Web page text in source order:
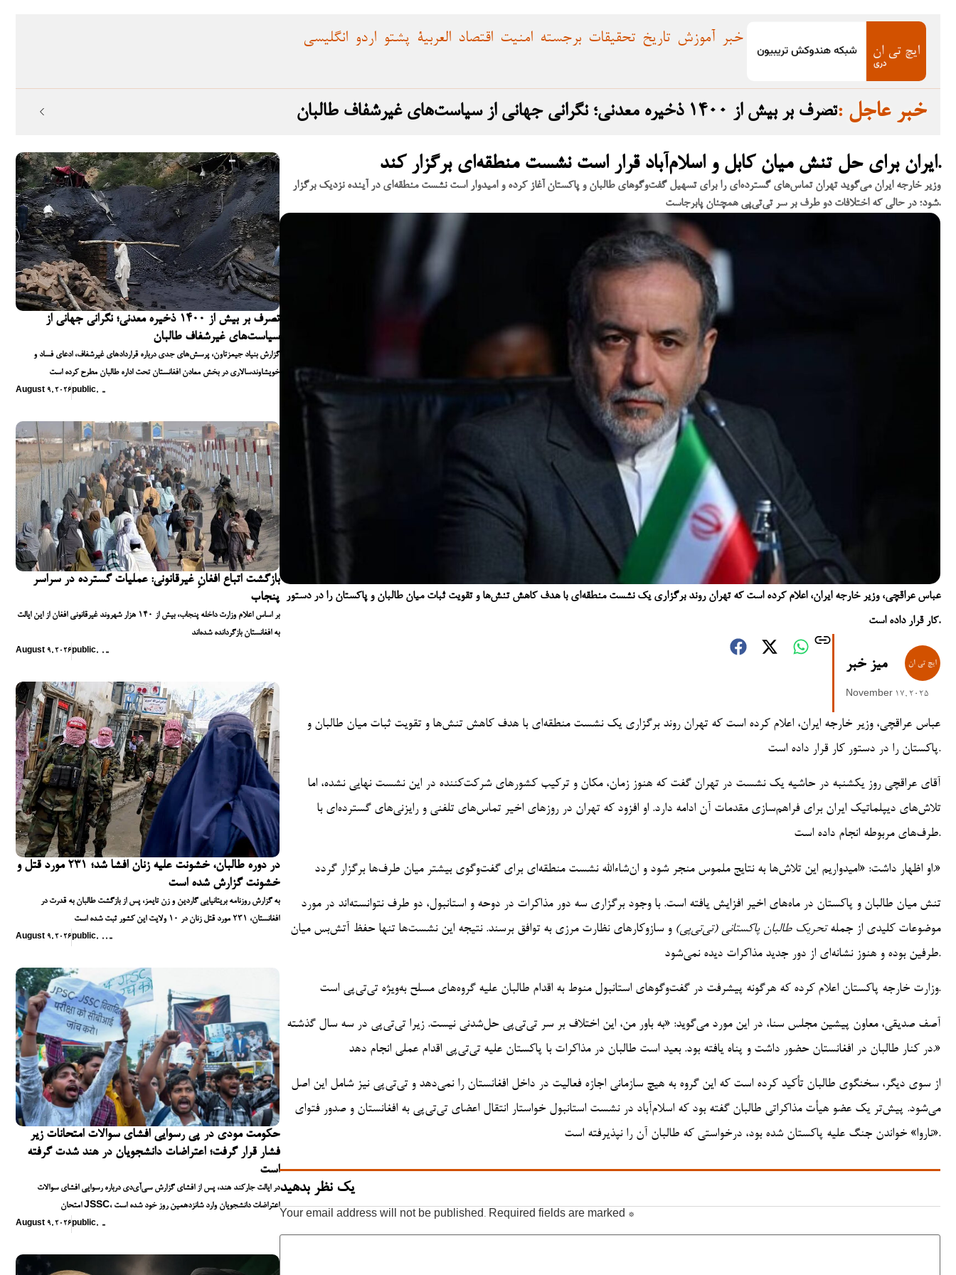
اقتصاد امنیت برجسته تحقیقات تاریخ آموزش خبر انگلیسی اردو پشتو العربية
تصرف بر بیش از ۱۴۰۰ ذخیره معدنی؛ نگرانی جهانی از سیاست‌های غیرشفاف طالبان : خبر عاجل
تصرف بر بیش از ۱۴۰۰ ذخیره معدنی؛ نگرانی جهانی از
سیاست‌های غیرشفاف طالبان
گزارش بنیاد جیمزتاون، پرسش‌های جدی درباره قراردادهای غیرشفاف، ادعای فساد و
خویشاوندسالاری در بخش معادن افغانستان تحت اداره طالبان مطرح کرده است
August 9, 2026 public, ,,
بازگشت اتباع افغانِ غیرقانونی: عملیات گسترده در سراسر
پنجاب
بر اساس اعلام وزارت داخله پنجاب، بیش از ۱۴۰ هزار شهروند غیرقانونی افغان از این ایالت
به افغانستان بازگردانده شده‌اند
August 9, 2026 public, ,,,
در دوره طالبان، خشونت علیه زنان افشا شد؛ ۲۳۱ مورد قتل و
خشونت گزارش شده است
به گزارش روزنامه بریتانیایی گاردین و زن تایمز، پس از بازگشت طالبان به قدرت در
افغانستان، ۲۳۱ مورد قتل زنان در ۱۰ ولایت این کشور ثبت شده است
August 9, 2026 public, ,,,,
حکومت مودی در پی رسوایی افشای سوالات امتحانات زیر
فشار قرار گرفت؛ اعتراضات دانشجویان در هند شدت گرفته
است
در ایالت جارکند هند، پس از افشای گزارش سی‌آی‌دی درباره رسوایی افشای سوالات
امتحان JSSC، اعتراضات دانشجویان وارد شانزدهمین روز خود شده است
August 9, 2026 public, ,,
ایران برای حل تنش میان کابل و اسلام‌آباد قرار است نشست منطقه‌ای برگزار کند.
وزیر خارجه ایران می‌گوید تهران تماس‌های گسترده‌ای را برای تسهیل گفت‌وگوهای طالبان و پاکستان آغاز کرده و امیدوار است نشست منطقه‌ای در آینده نزدیک برگزار
شود؛ در حالی که اختلافات دو طرف بر سر تی‌تی‌پی همچنان پابرجاست.
عباس عراقچی، وزیر خارجه ایران، اعلام کرده است که تهران روند برگزاری یک نشست منطقه‌ای با هدف کاهش تنش‌ها و تقویت ثبات میان طالبان و پاکستان را در دستور
کار قرار داده است.
میز خبر
November 17, 2025
عباس عراقچی، وزیر خارجه ایران، اعلام کرده است که تهران روند برگزاری یک نشست منطقه‌ای با هدف کاهش تنش‌ها و تقویت ثبات میان طالبان و
پاکستان را در دستور کار قرار داده است.
آقای عراقچی روز یکشنبه در حاشیه یک نشست در تهران گفت که هنوز زمان، مکان و ترکیب کشورهای شرکت‌کننده در این نشست نهایی نشده، اما
تلاش‌های دیپلماتیک ایران برای فراهم‌سازی مقدمات آن ادامه دارد. او افزود که تهران در روزهای اخیر تماس‌های تلفنی و رایزنی‌های گسترده‌ای با
طرف‌های مربوطه انجام داده است.
او اظهار داشت: «امیدواریم این تلاش‌ها به نتایج ملموس منجر شود و ان‌شاءالله نشست منطقه‌ای برای گفت‌وگوی بیشتر میان طرف‌ها برگزار گردد.»
تنش میان طالبان و پاکستان در ماه‌های اخیر افزایش یافته است. با وجود برگزاری سه دور مذاکرات در دوحه و استانبول، دو طرف نتوانسته‌اند در مورد
موضوعات کلیدی از جملهتحریک طالبان پاکستانی (تی‌تی‌پی) و سازوکارهای نظارت مرزی به توافق برسند. نتیجه این نشست‌ها تنها حفظ آتش‌بس میان
طرفین بوده و هنوز نشانه‌ای از دور جدید مذاکرات دیده نمی‌شود.
وزارت خارجه پاکستان اعلام کرده که هرگونه پیشرفت در گفت‌وگوهای استانبول منوط به اقدام طالبان علیه گروه‌های مسلح به‌ویژه تی‌تی‌پی است.
آصف صدیقی، معاون پیشین مجلس سنا، در این مورد می‌گوید: «به باور من، این اختلاف بر سر تی‌تی‌پی حل‌شدنی نیست. زیرا تی‌تی‌پی در سه سال گذشته
در کنار طالبان در افغانستان حضور داشت و پناه یافته بود. بعید است طالبان در مذاکرات با پاکستان علیه تی‌تی‌پی اقدام عملی انجام دهد.»
از سوی دیگر، سخنگوی طالبان تأکید کرده است که این گروه به هیچ سازمانی اجازه فعالیت در داخل افغانستان را نمی‌دهد و تی‌تی‌پی نیز شامل این اصل
می‌شود. پیش‌تر یک عضو هیأت مذاکراتی طالبان گفته بود که اسلام‌آباد در نشست استانبول خواستار انتقال اعضای تی‌تی‌پی به افغانستان و صدور فتوای
«ناروا» خواندن جنگ علیه پاکستان شده بود، درخواستی که طالبان آن را نپذیرفته است.
یک نظر بدهید
Your email address will not be published. Required fields are marked *